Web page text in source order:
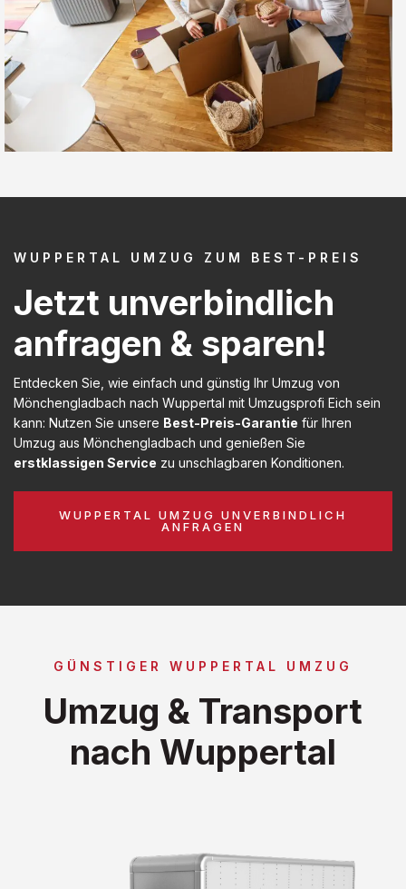
WUPPERTAL UMZUG ZUM BEST-PREIS
Jetzt unverbindlich
anfragen & sparen!
Entdecken Sie, wie einfach und günstig Ihr Umzug von
Mönchengladbach nach Wuppertal mit Umzugsprofi Eich sein
kann: Nutzen Sie unsere Best-Preis-Garantie für Ihren
Umzug aus Mönchengladbach und genießen Sie
erstklassigen Service zu unschlagbaren Konditionen.
WUPPERTAL UMZUG UNVERBINDLICH
ANFRAGEN
GÜNSTIGER WUPPERTAL UMZUG
Umzug & Transport
nach Wuppertal